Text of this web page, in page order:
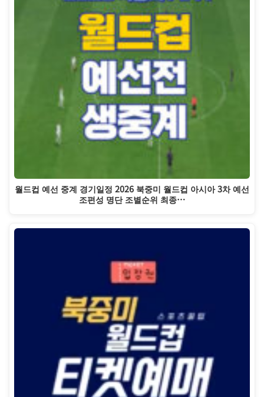
월드컵 예선 중계 경기일정 2026 북중미 월드컵 아시아 3차 예선
조편성 명단 조별순위 최종…